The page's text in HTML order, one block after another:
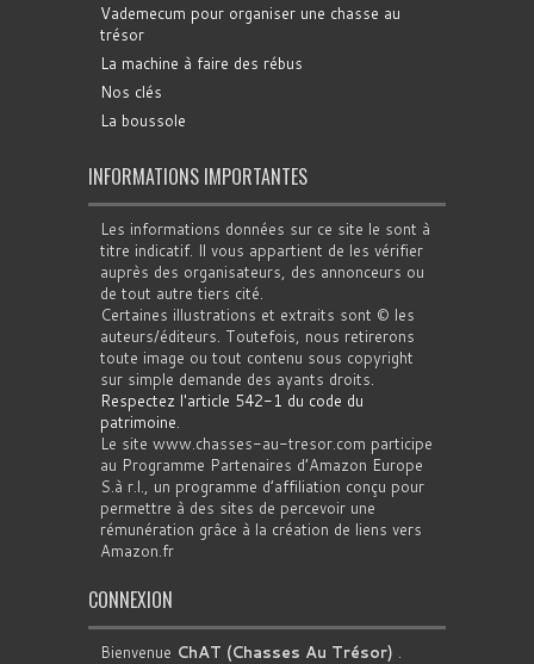
Vademecum pour organiser une chasse au
trésor
La machine à faire des rébus
Nos clés
La boussole
INFORMATIONS IMPORTANTES
Les informations données sur ce site le sont à
titre indicatif. Il vous appartient de les vérifier
auprès des organisateurs, des annonceurs ou
de tout autre tiers cité.
Certaines illustrations et extraits sont © les
auteurs/éditeurs. Toutefois, nous retirerons
toute image ou tout contenu sous copyright
sur simple demande des ayants droits.
Respectez l'article 542-1 du code du
patrimoine.
Le site www.chasses-au-tresor.com participe
au Programme Partenaires d’Amazon Europe
S.à r.l., un programme d’affiliation conçu pour
permettre à des sites de percevoir une
rémunération grâce à la création de liens vers
Amazon.fr
CONNEXION
Bienvenue ChAT (Chasses Au Trésor) .